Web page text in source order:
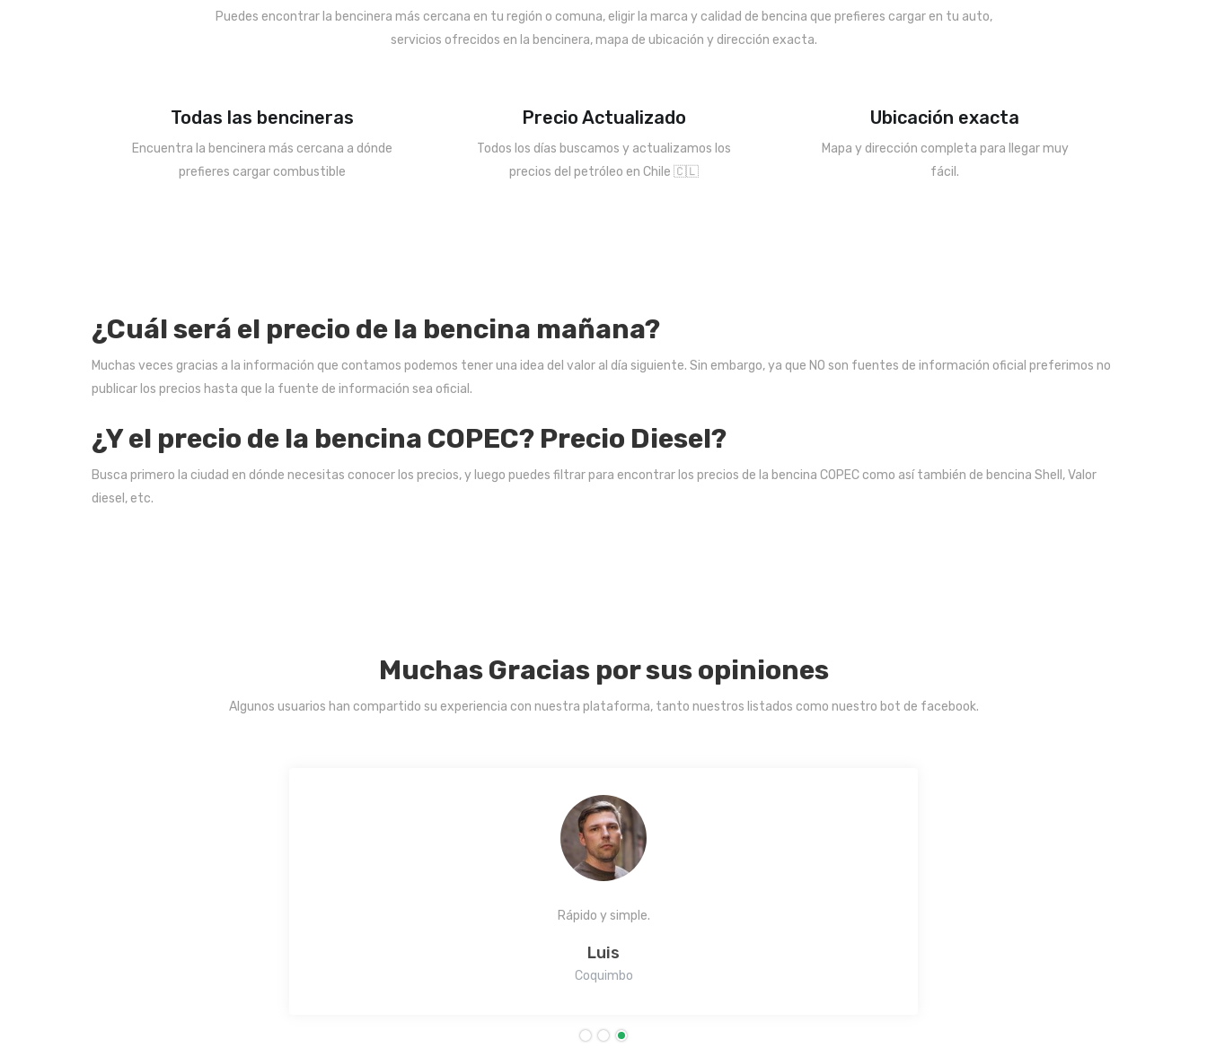
Puedes encontrar la bencinera más cercana en tu región o comuna, eligir la marca y calidad de bencina que prefieres cargar en tu auto,
servicios ofrecidos en la bencinera, mapa de ubicación y dirección exacta.
Todas las bencineras
Encuentra la bencinera más cercana a dónde
prefieres cargar combustible
Precio Actualizado
Todos los días buscamos y actualizamos los
precios del petróleo en Chile 🇨🇱
Ubicación exacta
Mapa y dirección completa para llegar muy
fácil.
¿Cuál será el precio de la bencina mañana?
Muchas veces gracias a la información que contamos podemos tener una idea del valor al día siguiente. Sin embargo, ya que NO son fuentes de información oficial preferimos no
publicar los precios hasta que la fuente de información sea oficial.
¿Y el precio de la bencina COPEC? Precio Diesel?
Busca primero la ciudad en dónde necesitas conocer los precios, y luego puedes filtrar para encontrar los precios de la bencina COPEC como así también de bencina Shell, Valor
diesel, etc.
Muchas Gracias por sus opiniones
Algunos usuarios han compartido su experiencia con nuestra plataforma, tanto nuestros listados como nuestro bot de facebook.
Muy simple de encontrar el precio de la bencina 95 en mi comuna. Muchas Gracias.
Alberto R.
Curicó